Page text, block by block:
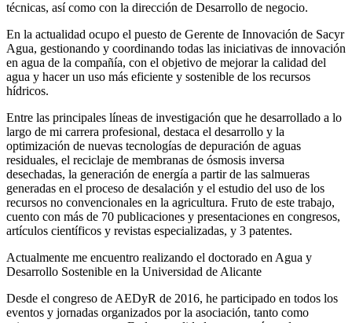
técnicas, así como con la dirección de Desarrollo de negocio.
En la actualidad ocupo el puesto de Gerente de Innovación de Sacyr
Agua, gestionando y coordinando todas las iniciativas de innovación
en agua de la compañía, con el objetivo de mejorar la calidad del
agua y hacer un uso más eficiente y sostenible de los recursos
hídricos.
Entre las principales líneas de investigación que he desarrollado a lo
largo de mi carrera profesional, destaca el desarrollo y la
optimización de nuevas tecnologías de depuración de aguas
residuales, el reciclaje de membranas de ósmosis inversa
desechadas, la generación de energía a partir de las salmueras
generadas en el proceso de desalación y el estudio del uso de los
recursos no convencionales en la agricultura. Fruto de este trabajo,
cuento con más de 70 publicaciones y presentaciones en congresos,
artículos científicos y revistas especializadas, y 3 patentes.
Actualmente me encuentro realizando el doctorado en Agua y
Desarrollo Sostenible en la Universidad de Alicante
Desde el congreso de AEDyR de 2016, he participado en todos los
eventos y jornadas organizados por la asociación, tanto como